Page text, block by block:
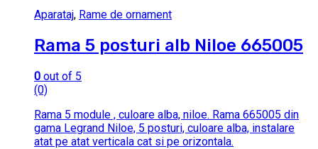
Aparataj, Rame de ornament
Rama 5 posturi alb Niloe 665005
0 out of 5
(0)
Rama 5 module , culoare alba, niloe. Rama 665005 din
gama Legrand Niloe, 5 posturi, culoare alba, instalare
atat pe atat verticala cat si pe orizontala.